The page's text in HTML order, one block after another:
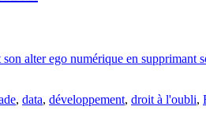
alter ego numérique en
, data, développement, droit à l'oubli,